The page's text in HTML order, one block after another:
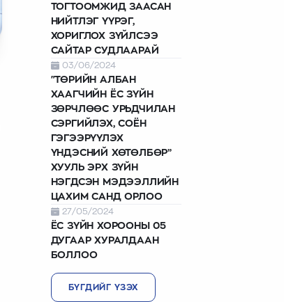
ТОГТООМЖИД ЗААСАН
НИЙТЛЭГ ҮҮРЭГ,
ХОРИГЛОХ ЗҮЙЛСЭЭ
САЙТАР СУДЛААРАЙ
03/06/2024
"ТӨРИЙН АЛБАН
ХААГЧИЙН ЁС ЗҮЙН
ЗӨРЧЛӨӨС УРЬДЧИЛАН
СЭРГИЙЛЭХ, СОЁН
ГЭГЭЭРҮҮЛЭХ
ҮНДЭСНИЙ ХӨТӨЛБӨР”
ХУУЛЬ ЭРХ ЗҮЙН
НЭГДСЭН МЭДЭЭЛЛИЙН
ЦАХИМ САНД ОРЛОО
27/05/2024
ЁС ЗҮЙН ХОРООНЫ 05
ДУГААР ХУРАЛДААН
БОЛЛОО
БҮГДИЙГ ҮЗЭХ